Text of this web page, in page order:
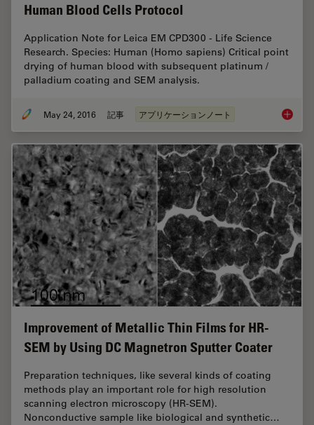
Human Blood Cells Protocol
Application Note for Leica EM CPD300 - Life Science
Research. Species: Human (Homo sapiens) Critical point
drying of human blood with subsequent platinum /
palladium coating and SEM analysis.
May 24, 2016 記事 アプリケーションノート Human
Improvement of Metallic Thin Films for HR-
SEM by Using DC Magnetron Sputter Coater
Preparation techniques, like several kinds of coating
methods play an important role for high resolution
scanning electron microscopy (HR-SEM).
Nonconductive sample like biological and synthetic…